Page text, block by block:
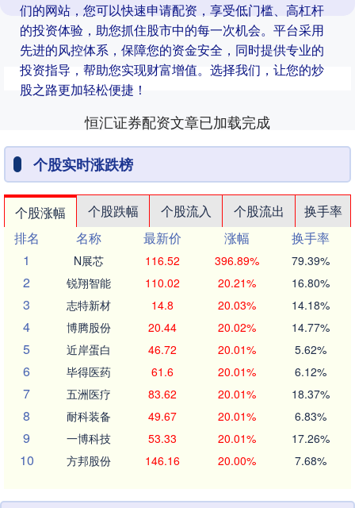
们的网站，您可以快速申请配资，享受低门槛、高杠杆
的投资体验，助您抓住股市中的每一次机会。平台采用
先进的风控体系，保障您的资金安全，同时提供专业的
投资指导，帮助您实现财富增值。选择我们，让您的炒
股之路更加轻松便捷！
恒汇证券配资文章已加载完成
个股实时涨跌榜
个股涨幅 个股跌幅 个股流入 个股流出
换手率
排名
名称 最新价 涨幅
换手率
1
N展芯 116.52 396.89% 79.39%
2 锐翔智能 110.02 20.21% 16.80%
3 志特新材 14.8 20.03% 14.18%
4 博腾股份 20.44 20.02% 14.77%
5 近岸蛋白 46.72 20.01% 5.62%
6 毕得医药 61.6 20.01% 6.12%
7 五洲医疗 83.62 20.01% 18.37%
8 耐科装备 49.67 20.01% 6.83%
9 一博科技 53.33 20.01% 17.26%
10 方邦股份 146.16 20.00% 7.68%